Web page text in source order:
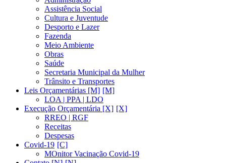
Assistência Social
Cultura e Juventude
Desporto e Lazer
Fazenda
Meio Ambiente
Obras
Saúde
Secretaria Municipal da Mulher
Trânsito e Transportes
Leis Orçamentárias [M]
LOA | PPA | LDO
Execução Orçamentária [X]
RREO | RGF
Receitas
Despesas
Covid-19
MOnitor Vacinação Covid-19